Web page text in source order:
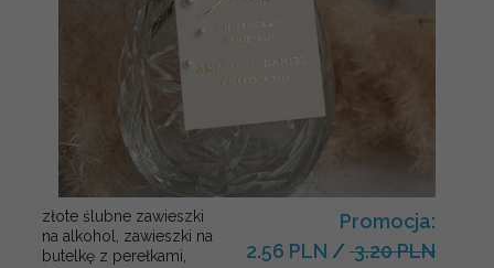
złote ślubne zawieszki
na alkohol, zawieszki na
butelkę z perełkami,
Promocja:
2.56 PLN / 3.20 PLN